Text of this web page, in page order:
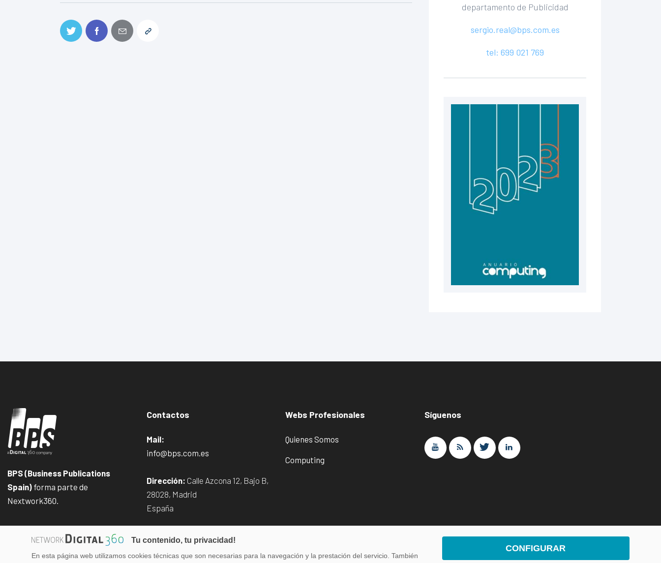
departamento de Publicidad
sergio.real@bps.com.es
tel: 699 021 769
BPS (Business Publications
Spain) forma parte de
Nextwork360.
Contactos
Mail:
info@bps.com.es
Dirección: Calle Azcona 12, Bajo B,
28028, Madrid
España
Webs Profesionales
Quienes Somos
Computing
Síguenos
Tu contenido, tu privacidad!
En esta página web utilizamos cookies técnicas que son necesarias para la navegación y la prestación del servicio. También
CONFIGURAR